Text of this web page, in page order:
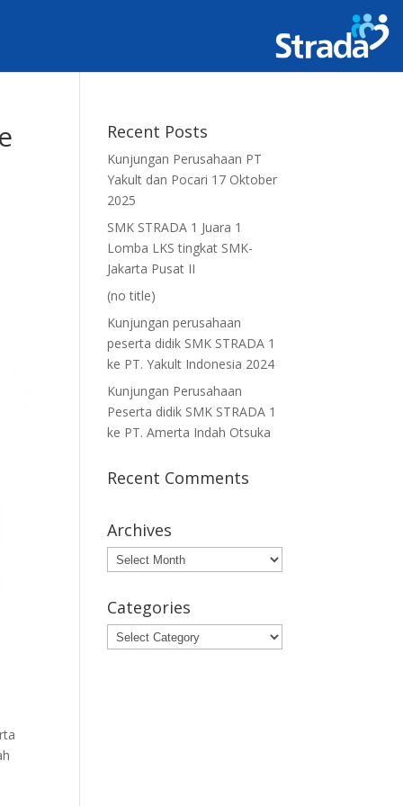
Recent Posts
Kunjungan Perusahaan PT
Yakult dan Pocari 17 Oktober
2025
SMK STRADA 1 Juara 1
Lomba LKS tingkat SMK-
Jakarta Pusat II
(no title)
Kunjungan perusahaan
peserta didik SMK STRADA 1
ke PT. Yakult Indonesia 2024
Kunjungan Perusahaan
Peserta didik SMK STRADA 1
ke PT. Amerta Indah Otsuka
Recent Comments
Archives
Archives
Categories
Categories